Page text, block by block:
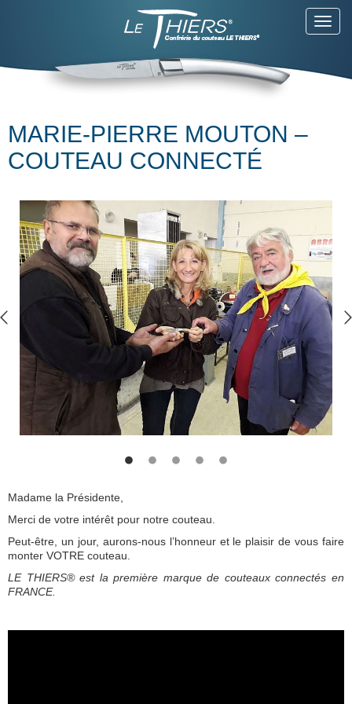
MARIE-PIERRE MOUTON –
COUTEAU CONNECTÉ
Madame la Présidente,
Merci de votre intérêt pour notre couteau.
Peut-être, un jour, aurons-nous l’honneur et le plaisir de vous faire
monter VOTRE couteau.
LE THIERS® est la première marque de couteaux connectés en
FRANCE.